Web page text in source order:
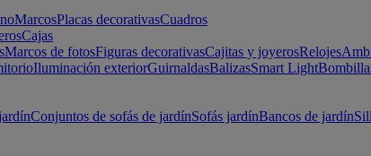
MarcosPlacas decorativasCuadros
Cajas
Marcos de fotosFiguras decorativasCajitas y joyerosRelojes
Iluminación exteriorGuirnaldasBalizasSmart Light
Conjuntos de sofás de jardínSofás jardínBancos de jardín